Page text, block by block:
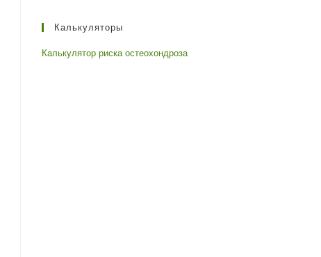
Калькуляторы
Калькулятор риска остеохондроза